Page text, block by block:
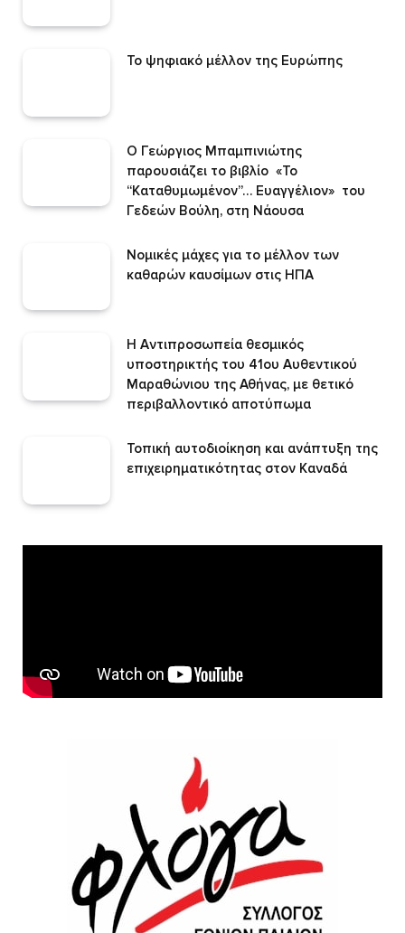
Το ψηφιακό μέλλον της Ευρώπης
Ο Γεώργιος Μπαμπινιώτης
παρουσιάζει το βιβλίο «Το
“Καταθυμωμένον”… Ευαγγέλιον» του
Γεδεών Βούλη, στη Νάουσα
Νομικές μάχες για το μέλλον των
καθαρών καυσίμων στις ΗΠΑ
H Αντιπροσωπεία θεσμικός
υποστηρικτής του 41ου Αυθεντικού
Μαραθώνιου της Αθήνας, με θετικό
περιβαλλοντικό αποτύπωμα
Τοπική αυτοδιοίκηση και ανάπτυξη της
επιχειρηματικότητας στον Καναδά